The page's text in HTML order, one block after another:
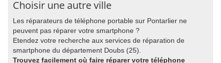
Choisir une autre ville
Les réparateurs de téléphone portable sur Pontarlier ne
peuvent pas réparer votre smartphone ?
Etendez votre recherche aux services de réparation de
smartphone du département Doubs (25).
Trouvez facilement où faire réparer votre téléphone